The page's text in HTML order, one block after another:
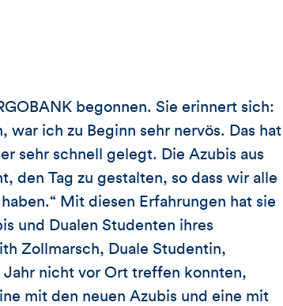
begonnen. Sie erinnert sich:
war ich zu Beginn sehr nervös. Das hat
sehr schnell gelegt. Die Azubis aus
den Tag zu gestalten, so dass wir alle
Mit diesen Erfahrungen hat sie
und Dualen Studenten ihres
Zollmarsch, Duale Studentin,
Jahr nicht vor Ort treffen konnten,
mit den neuen Azubis und eine mit